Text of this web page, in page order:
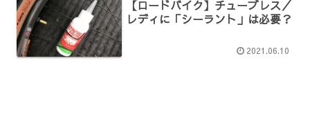
【ロードバイク】チューブレス／
レディに「シーラント」は必要？
2021.06.10